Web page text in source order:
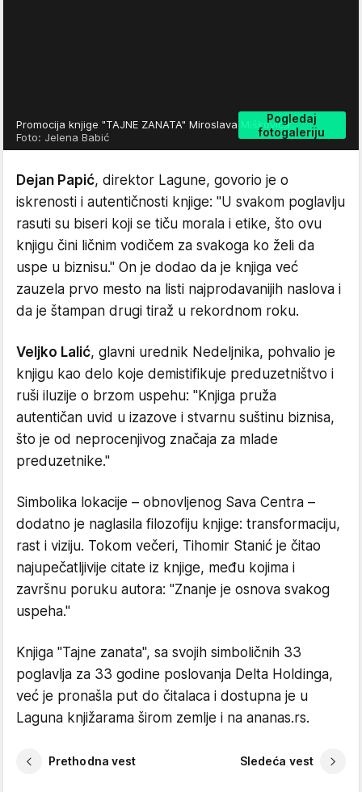
Pogledaj
fotogaleriju
Promocija knjige "TAJNE ZANATA" Miroslava Miškovića
Foto: Jelena Babić
Dejan Papić, direktor Lagune, govorio je o
iskrenosti i autentičnosti knjige: "U svakom poglavlju
rasuti su biseri koji se tiču morala i etike, što ovu
knjigu čini ličnim vodičem za svakoga ko želi da
uspe u biznisu." On je dodao da je knjiga već
zauzela prvo mesto na listi najprodavanijih naslova i
da je štampan drugi tiraž u rekordnom roku.
Veljko Lalić, glavni urednik Nedeljnika, pohvalio je
knjigu kao delo koje demistifikuje preduzetništvo i
ruši iluzije o brzom uspehu: "Knjiga pruža
autentičan uvid u izazove i stvarnu suštinu biznisa,
što je od neprocenjivog značaja za mlade
preduzetnike."
Simbolika lokacije – obnovljenog Sava Centra –
dodatno je naglasila filozofiju knjige: transformaciju,
rast i viziju. Tokom večeri, Tihomir Stanić je čitao
najupečatljivije citate iz knjige, među kojima i
završnu poruku autora: "Znanje je osnova svakog
uspeha."
Knjiga "Tajne zanata", sa svojih simboličnih 33
poglavlja za 33 godine poslovanja Delta Holdinga,
već je pronašla put do čitalaca i dostupna je u
Laguna knjižarama širom zemlje i na ananas.rs.
Prethodna vest Sledeća vest